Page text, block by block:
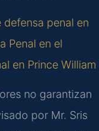
penal en
Penal en el
en Prince William
no garantizan
por Mr. Sris